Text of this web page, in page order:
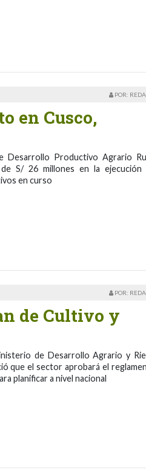
POR:
en Cusco,
Desarrollo Productivo Agrario
S/ 26 millones en la ejecución
en curso
POR:
de Cultivo y
de Desarrollo Agrario y
que el sector aprobará el
planificar a nivel nacional